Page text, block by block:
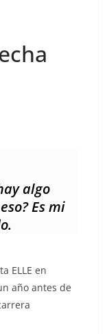
algo
Es mi
ELLE en
año antes de